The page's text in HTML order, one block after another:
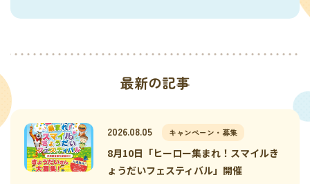
最新の記事
2026.08.05 キャンペーン・募集
8月10日「ヒーロー集まれ！スマイルき
ょうだいフェスティバル」開催